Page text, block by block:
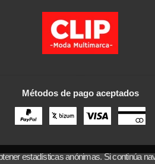
Métodos de pago aceptados
estadísticas anónimas. Si continúa